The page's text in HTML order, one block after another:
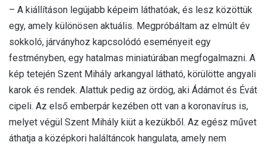
– A kiállításon legújabb képeim láthatóak, és lesz közöttük
egy, amely különösen aktuális. Megpróbáltam az elmúlt év
sokkoló, járványhoz kapcsolódó eseményeit egy
festményben, egy hatalmas miniatúrában megfogalmazni. A
kép tetején Szent Mihály arkangyal látható, körülötte angyali
karok és rendek. Alattuk pedig az ördög, aki Ádámot és Évát
cipeli. Az első emberpár kezében ott van a koronavírus is,
melyet végül Szent Mihály kiüt a kezükből. Az egész művet
áthatja a középkori haláltáncok hangulata, amely nem